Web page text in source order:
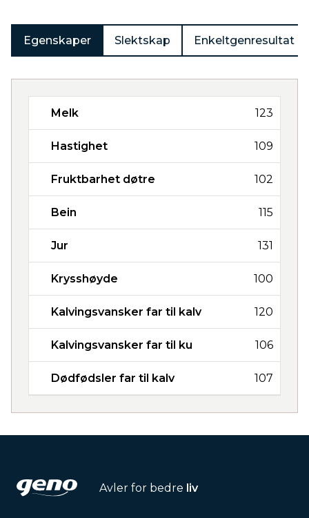
Egenskaper Slektskap Enkeltgenresultat
Melk 123
Hastighet 109
Fruktbarhet døtre 102
Bein 115
Jur 131
Krysshøyde 100
Kalvingsvansker far til kalv 120
Kalvingsvansker far til ku 106
Dødfødsler far til kalv 107
Avler for bedre liv